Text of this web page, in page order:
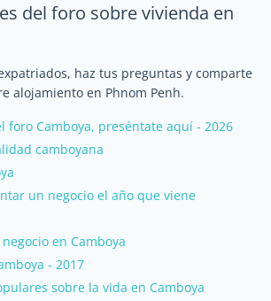
del foro sobre vivienda en
haz tus preguntas y comparte
alojamiento en Phnom Penh.
foro Camboya, preséntate aquí - 2026
camboyana
un negocio el año que viene
en Camboya
- 2017
sobre la vida en Camboya